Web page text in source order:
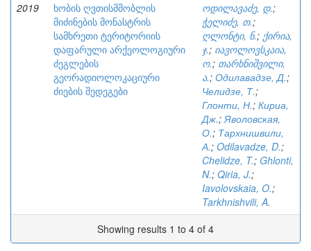
2019
ხობის ღვთისმშობლის
მიძინების მონასტრის
სამხრეთი ტერიტორიის
დაფარული არქეოლოგიური
ძეგლების
გეორადიოლოკაციური
ძიების შედეგები
ოდილავაძე, დ.;
ჭელიძე, თ.;
ღლონტი, ნ.; ქირია,
ჯ.; იავოლოვსკაია,
ო.; თარხნიშვილი,
ა.; Одилавадзе, Д.;
Челидзе, Т.;
Глонти, Н.; Кириа,
Дж.;Яволовская,
О.; Тархнишвили,
А.; Odilavadze, D.;
Chelidze, T.; Ghlonti,
N.; Qiria, J.;
Iavolovskaia, O.;
Tarkhnishvili, A.
Showing results 1 to 4 of 4